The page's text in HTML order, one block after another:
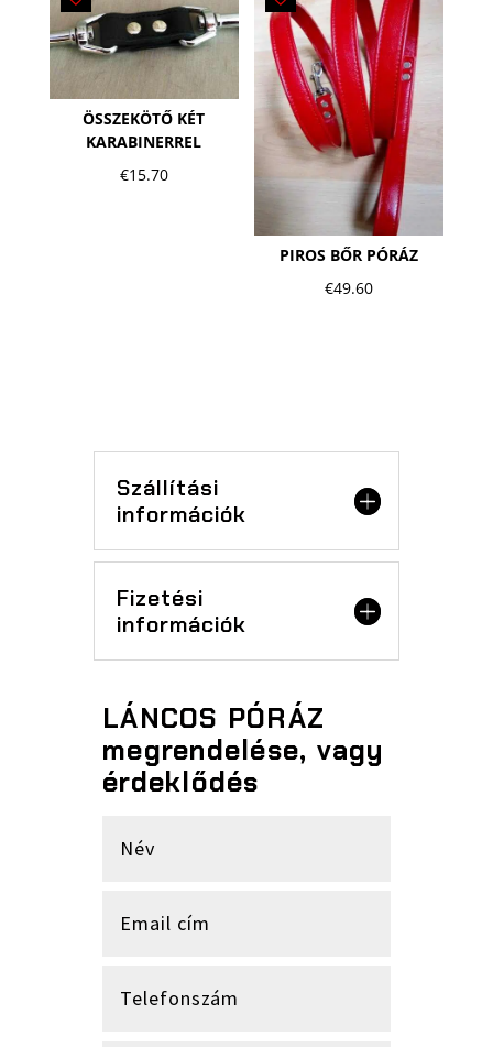
ÖSSZEKÖTŐ KÉT
KARABINERREL
€15.70
PIROS BŐR PÓRÁZ
€49.60
Szállítási
információk
Fizetési
információk
LÁNCOS PÓRÁZ
megrendelése, vagy
érdeklődés